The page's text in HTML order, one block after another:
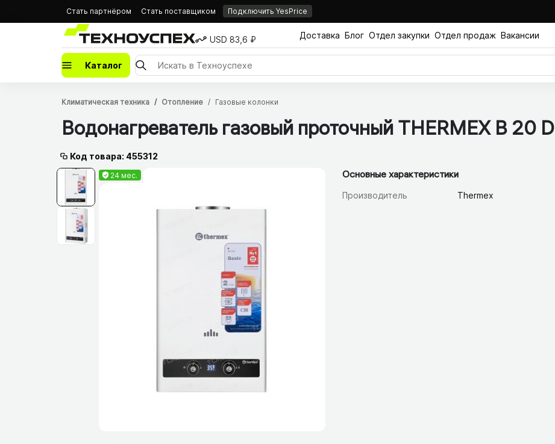
Стать партнёром Стать поставщиком Подключить YesPrice
USD 83,6 ₽ Доставка Блог Отдел закупки Отдел продаж Вакансии
Каталог
Климатическая техника Отопление Газовые колонки
Водонагреватель газовый проточный THERMEX B 20 D
Код товара: 455312
24 мес. Основные характеристики
Производитель Thermex